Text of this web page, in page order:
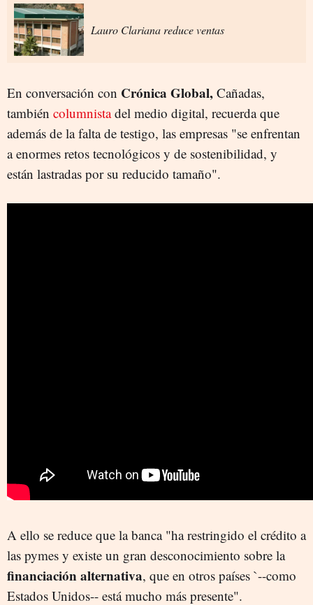
Lauro Clariana reduce ventas
En conversación con Crónica Global, Cañadas,
también columnistadel medio digital, recuerda que
además de la falta de testigo, las empresas "se enfrentan
a enormes retos tecnológicos y de sostenibilidad, y
están lastradas por su reducido tamaño".
A ello se reduce que la banca "ha restringido el crédito a
las pymes y existe un gran desconocimiento sobre la
financiación alternativa, que en otros países `--como
Estados Unidos-- está mucho más presente".